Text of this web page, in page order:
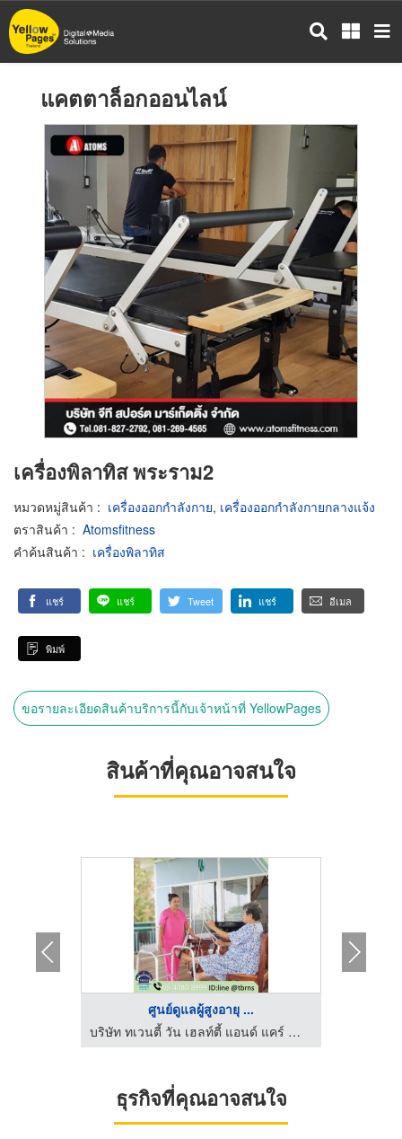
ข้าม
ไป
แคตตาล็อกออนไลน์
เครื่องพิลาทิส พระราม2
หมวดหมู่สินค้า : เครื่องออกกำลังกาย, เครื่องออกกำลังกายกลางแจ้ง
ตราสินค้า : Atomsfitness
คำค้นสินค้า : เครื่องพิลาทิส
แชร์ แชร์ Tweet แชร์ อีเมล
พิมพ์
ขอรายละเอียดสินค้าบริการนี้กับเจ้าหน้าที่ YellowPages
สินค้าที่คุณอาจสนใจ
ศูนย์ดูแลผู้สูงอายุ ...
บริษัท ทเวนตี้ วัน เฮลท์ตี้ แอนด์ แคร์ จำกัด
ธุรกิจที่คุณอาจสนใจ